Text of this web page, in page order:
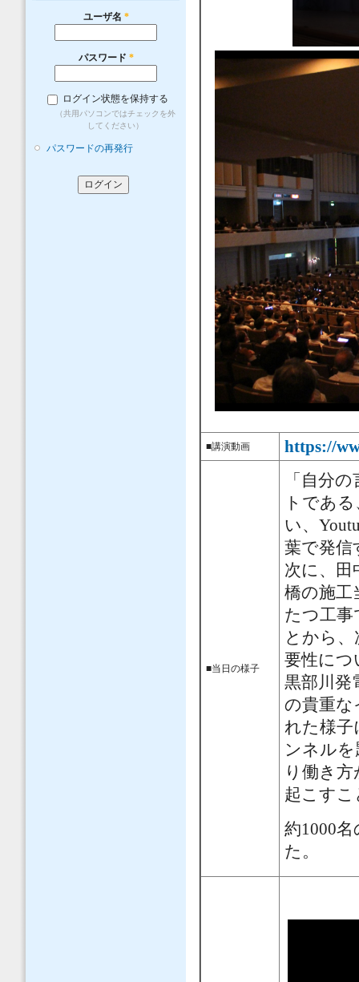
ユーザ名 *
パスワード *
ログイン状態を保持する
（共用パソコンではチェックを外
してください）
パスワードの再発行
■講演動画 https://
■当日の様子
「自分
トであ
い、
葉で発信
次に、田
橋の施工
たつ工
とから
要性につ
黒部川発
の貴重な
れた様
ンネル
り働き
起こす
約1000
た。